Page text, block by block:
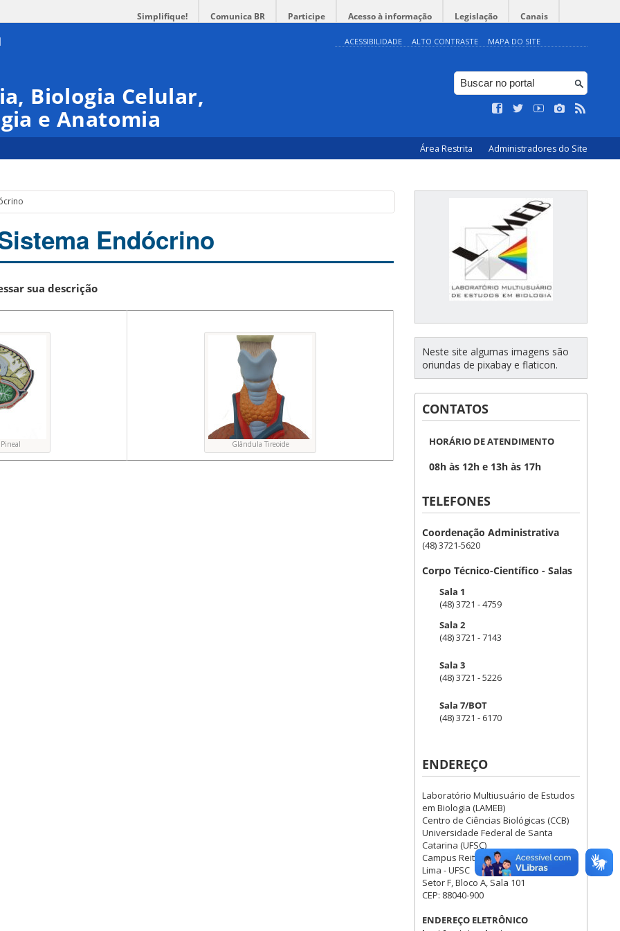
Simplifique! Comunica BR Participe Acesso à informação Legislação Canais
ACESSIBILIDADE ALTO CONTRASTE MAPA DO SITE
Biologia Celular,
e Anatomia
Área Restrita Administradores do Site
Endócrino
sua descrição
Glândula Tireoide
Neste site algumas imagens são
oriundas de pixabay e flaticon.
CONTATOS
HORÁRIO DE ATENDIMENTO
08h às 12h e 13h às 17h
TELEFONES
Coordenação Administrativa
(48) 3721-5620
Corpo Técnico-Científico - Salas
Sala 1
(48) 3721 - 4759
Sala 2
(48) 3721 - 7143
Sala 3
(48) 3721 - 5226
Sala 7/BOT
(48) 3721 - 6170
ENDEREÇO
Laboratório Multiusuário de Estudos
em Biologia (LAMEB)
Centro de Ciências Biológicas (CCB)
Universidade Federal de Santa
Catarina (UFSC)
Campus Reitor João David Ferreira
Lima - UFSC
Setor F, Bloco A, Sala 101
CEP: 88040-900
ENDEREÇO ELETRÔNICO